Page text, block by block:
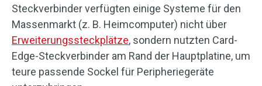
Steckverbinder verfügten einige Systeme für den
Massenmarkt (z. B. Heimcomputer) nicht über
Erweiterungssteckplätze, sondern nutzten Card-
Edge-Steckverbinder am Rand der Hauptplatine, um
teure passende Sockel für Peripheriegeräte